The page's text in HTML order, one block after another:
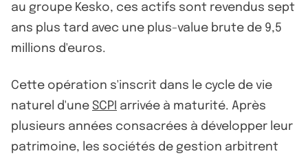
au groupe Kesko, ces actifs sont revendus sept
ans plus tard avec une plus-value brute de 9,5
millions d'euros.
Cette opération s'inscrit dans le cycle de vie
naturel d'une SCPI arrivée à maturité. Après
plusieurs années consacrées à développer leur
patrimoine, les sociétés de gestion arbitrent